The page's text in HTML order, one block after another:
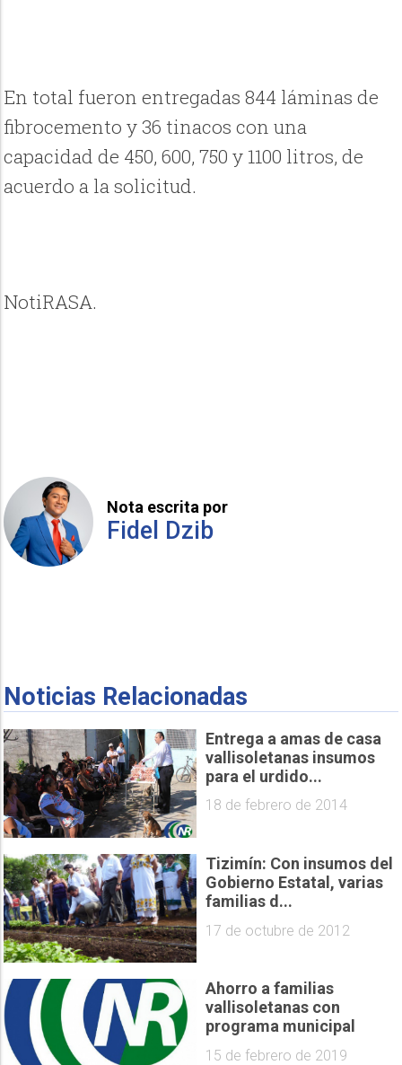
En total fueron entregadas 844 láminas de
fibrocemento y 36 tinacos con una
capacidad de 450, 600, 750 y 1100 litros, de
acuerdo a la solicitud.
NotiRASA.
Nota escrita por
Fidel Dzib
Noticias Relacionadas
Entrega a amas de casa
vallisoletanas insumos
para el urdido...
18 de febrero de 2014
Tizimín: Con insumos del
Gobierno Estatal, varias
familias d...
17 de octubre de 2012
Ahorro a familias
vallisoletanas con
programa municipal
15 de febrero de 2019